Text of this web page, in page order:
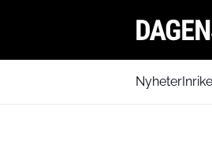
Nyheter